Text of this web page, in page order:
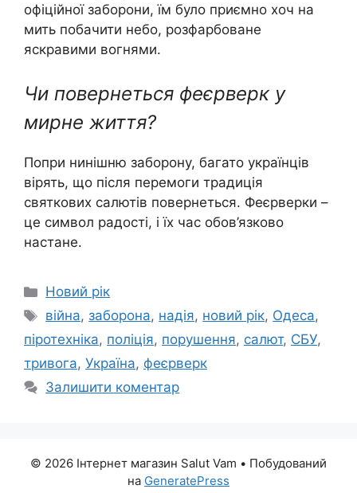
офіційної заборони, їм було приємно хоч на
мить побачити небо, розфарбоване
яскравими вогнями.
Чи повернеться феєрверк у
мирне життя?
Попри нинішню заборону, багато українців
вірять, що після перемоги традиція
святкових салютів повернеться. Феєрверки –
це символ радості, і їх час обов’язково
настане.
Категорії
Новий рік
Позначки
війна, заборона, надія, новий рік, Одеса,
піротехніка, поліція, порушення, салют, СБУ,
тривога, Україна, феєрверк
Залишити коментар
© 2026 Інтернет магазин Salut Vam • Побудований
на GeneratePress